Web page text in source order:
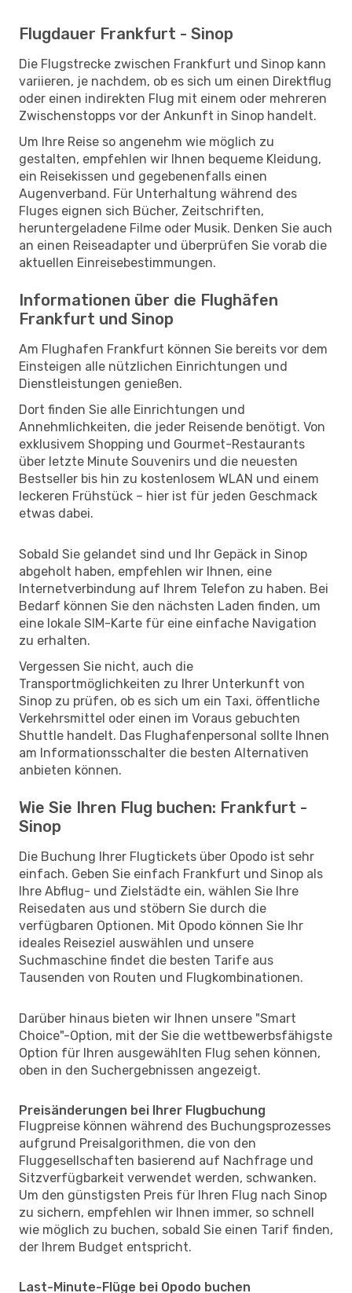
Flugdauer Frankfurt - Sinop
Die Flugstrecke zwischen Frankfurt und Sinop kann
variieren, je nachdem, ob es sich um einen Direktflug
oder einen indirekten Flug mit einem oder mehreren
Zwischenstopps vor der Ankunft in Sinop handelt.
Um Ihre Reise so angenehm wie möglich zu
gestalten, empfehlen wir Ihnen bequeme Kleidung,
ein Reisekissen und gegebenenfalls einen
Augenverband. Für Unterhaltung während des
Fluges eignen sich Bücher, Zeitschriften,
heruntergeladene Filme oder Musik. Denken Sie auch
an einen Reiseadapter und überprüfen Sie vorab die
aktuellen Einreisebestimmungen.
Informationen über die Flughäfen
Frankfurt und Sinop
Am Flughafen Frankfurt können Sie bereits vor dem
Einsteigen alle nützlichen Einrichtungen und
Dienstleistungen genießen.
Dort finden Sie alle Einrichtungen und
Annehmlichkeiten, die jeder Reisende benötigt. Von
exklusivem Shopping und Gourmet-Restaurants
über letzte Minute Souvenirs und die neuesten
Bestseller bis hin zu kostenlosem WLAN und einem
leckeren Frühstück – hier ist für jeden Geschmack
etwas dabei.
Sobald Sie gelandet sind und Ihr Gepäck in Sinop
abgeholt haben, empfehlen wir Ihnen, eine
Internetverbindung auf Ihrem Telefon zu haben. Bei
Bedarf können Sie den nächsten Laden finden, um
eine lokale SIM-Karte für eine einfache Navigation
zu erhalten.
Vergessen Sie nicht, auch die
Transportmöglichkeiten zu Ihrer Unterkunft von
Sinop zu prüfen, ob es sich um ein Taxi, öffentliche
Verkehrsmittel oder einen im Voraus gebuchten
Shuttle handelt. Das Flughafenpersonal sollte Ihnen
am Informationsschalter die besten Alternativen
anbieten können.
Wie Sie Ihren Flug buchen: Frankfurt -
Sinop
Die Buchung Ihrer Flugtickets über Opodo ist sehr
einfach. Geben Sie einfach Frankfurt und Sinop als
Ihre Abflug- und Zielstädte ein, wählen Sie Ihre
Reisedaten aus und stöbern Sie durch die
verfügbaren Optionen. Mit Opodo können Sie Ihr
ideales Reiseziel auswählen und unsere
Suchmaschine findet die besten Tarife aus
Tausenden von Routen und Flugkombinationen.
Darüber hinaus bieten wir Ihnen unsere "Smart
Choice"-Option, mit der Sie die wettbewerbsfähigste
Option für Ihren ausgewählten Flug sehen können,
oben in den Suchergebnissen angezeigt.
Preisänderungen bei Ihrer Flugbuchung
Flugpreise können während des Buchungsprozesses
aufgrund Preisalgorithmen, die von den
Fluggesellschaften basierend auf Nachfrage und
Sitzverfügbarkeit verwendet werden, schwanken.
Um den günstigsten Preis für Ihren Flug nach Sinop
zu sichern, empfehlen wir Ihnen immer, so schnell
wie möglich zu buchen, sobald Sie einen Tarif finden,
der Ihrem Budget entspricht.
Last-Minute-Flüge bei Opodo buchen